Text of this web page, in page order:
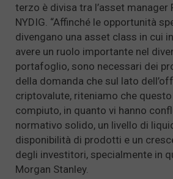
terzo è divisa tra l’asset manager
NYDIG. “Affinché le opportunità
divengano una asset class in cui
avere un ruolo importante nel
portafoglio, sono necessari dei
della domanda che sul lato
criptovalute, riteniamo che
compiuto, in quanto vi hanno
normativo solido, un livello di
disponibilità di prodotti e un
degli investitori, specialmente in
Morgan Stanley.